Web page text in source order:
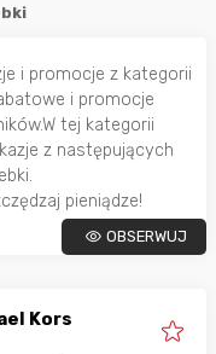
i promocje z kategorii
i promocje
tej kategorii
z następujących
pieniądze!
OBSERWUJ
Kors